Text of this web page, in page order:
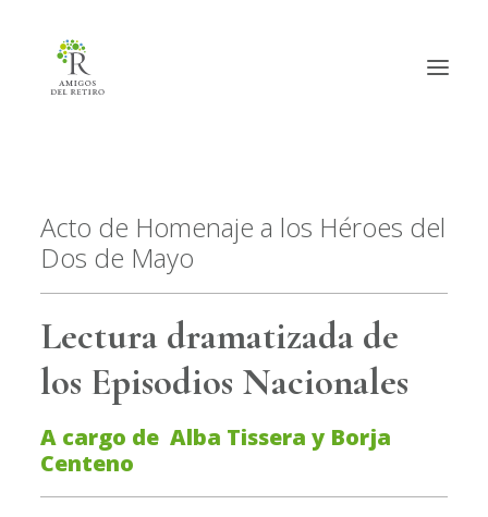
Inicio
Hazte amig@
Actualidad
Info útil
La Asociación
Boletín de Noticias
Acto de Homenaje a los Héroes del
Dos de Mayo
Lectura dramatizada de
los Episodios Nacionales
A cargo de Alba Tissera y Borja
Centeno